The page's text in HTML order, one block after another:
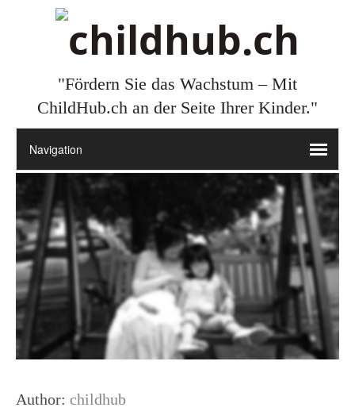
"Fördern Sie das Wachstum – Mit
ChildHub.ch an der Seite Ihrer Kinder."
Author: childhub